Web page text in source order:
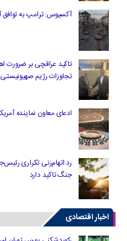
آکسیوس: ترامپ به توافق آتش‌بس در
تاکید عراقچی بر ضرورت
تجاوزات رژیم صهیونیستی
ادعای معاون نماینده
رد اتهام‌زنی تکراری
جنگ تاکید دارد
اخبار اقتصادی